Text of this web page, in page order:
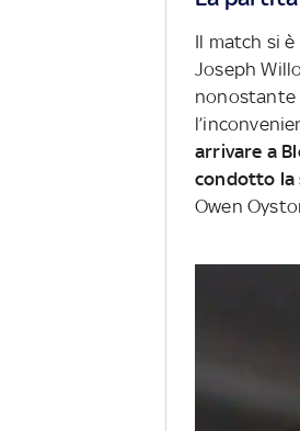
Il match si
Joseph
nonostante
arrivare a
condotto la
Owen